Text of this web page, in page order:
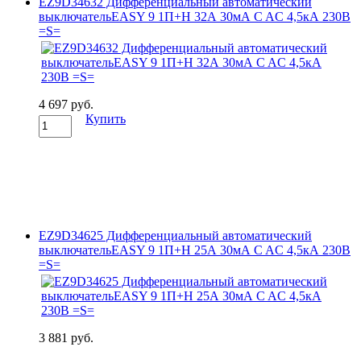
выключательEASY 9 1П+Н 32А 30мА C AC 4,5кА 230В
=S=
4 697 руб.
Купить
EZ9D34625 Дифференциальный автоматический
выключательEASY 9 1П+Н 25А 30мА C AC 4,5кА 230В
=S=
3 881 руб.